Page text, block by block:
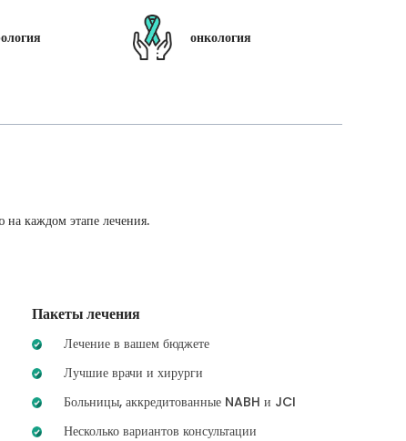
онкология
на каждом этапе лечения.
Пакеты лечения
Лечение в вашем бюджете
Лучшие врачи и хирурги
Больницы, аккредитованные NABH и JCI
Несколько вариантов консультации